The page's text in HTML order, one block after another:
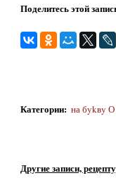
Поделитесь этой
Категории: на бykвy О
Другие записи,